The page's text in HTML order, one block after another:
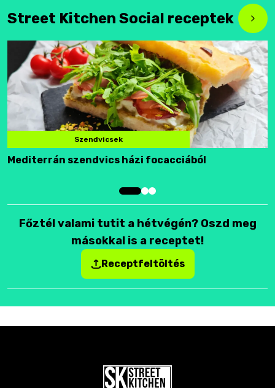
Street Kitchen Social receptek
Szendvicsek
Mediterrán szendvics házi focacciából
Főztél valami tutit a hétvégén? Oszd meg
másokkal is a receptet!
Receptfeltöltés